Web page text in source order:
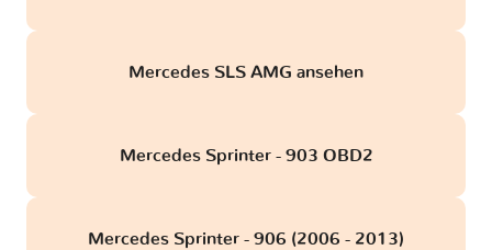
Mercedes SLS AMG ansehen
Mercedes Sprinter - 903 OBD2
Mercedes Sprinter - 906 (2006 - 2013)